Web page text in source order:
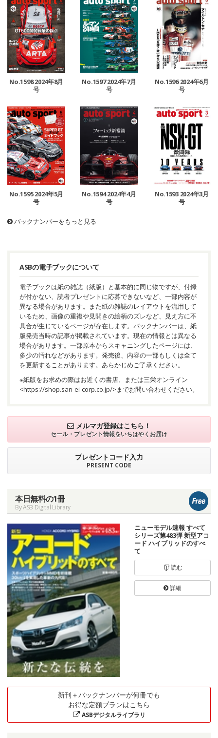
No.1598 2024年8月
号
No.1597 2024年7月
号
No.1596 2024年6月
号
No.1595 2024年5月
号
No.1594 2024年4月
号
No.1593 2024年3月
号
バックナンバーをもっと見る
ASBの電子ブックについて
電子ブックは紙の雑誌（紙版）と基本的に同じ物ですが、付録
が付かない、読者プレゼントに応募できないなど、一部内容が
異なる場合があります。また紙の雑誌のレイアウトを流用して
いるため、画像の重複や見開きの絵柄のズレなど、見え方に不
具合が生じているページが存在します。バックナンバーは、紙
版発売当時の記事が掲載されています。現在の情報とは異なる
場合があります。一部原本からスキャニングしたページには、
多少の汚れなどがあります。発売後、内容の一部もしくは全て
を更新することがあります。あらかじめご了承ください。
※紙版をお求めの際はお近くの書店、または三栄オンライン
<https://shop.san-ei-corp.co.jp/>までお問い合わせください。
メルマガ登録はこちら！
セール・プレゼント情報をいちはやくお届け
プレゼントコード入力
PRESENT CODE
本日無料の1冊
By ASB Digital Library
ニューモデル速報 すべて
シリーズ第483弾 新型アコ
ード ハイブリッドのすべ
て
読む
詳細
新刊＋バックナンバーが何冊でも
お得な定額プランはこちら
ASBデジタルライブラリ